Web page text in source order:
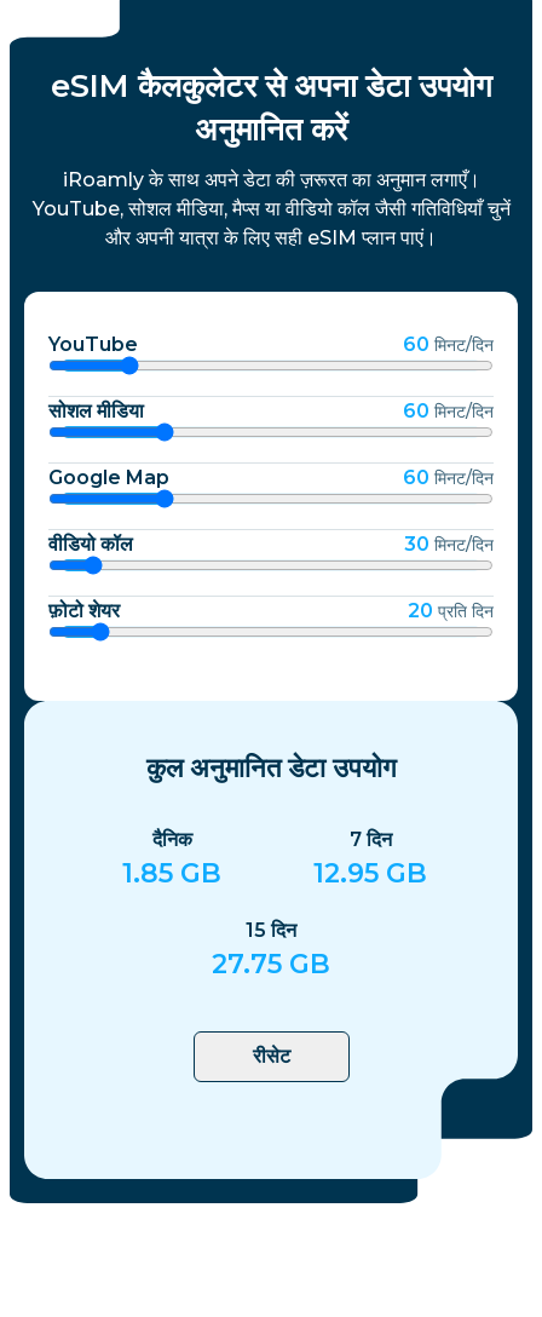
eSIM कैलकुलेटर से अपना डेटा उपयोग
अनुमानित करें
iRoamly के साथ अपने डेटा की ज़रूरत का अनुमान लगाएँ।
YouTube, सोशल मीडिया, मैप्स या वीडियो कॉल जैसी गतिविधियाँ चुनें
और अपनी यात्रा के लिए सही eSIM प्लान पाएं।
YouTube 60 मिनट/दिन
सोशल मीडिया 60 मिनट/दिन
Google Map 60 मिनट/दिन
वीडियो कॉल 30 मिनट/दिन
फ़ोटो शेयर 20 प्रति दिन
कुल अनुमानित डेटा उपयोग
दैनिक
1.85 GB
7दिन
12.95 GB
15दिन
27.75 GB
रीसेट